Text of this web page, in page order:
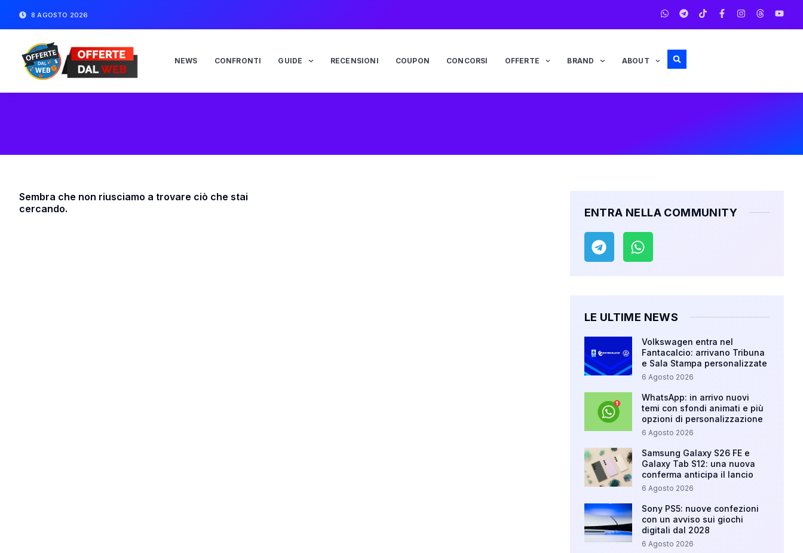
8 AGOSTO 2026
NEWS CONFRONTI GUIDE RECENSIONI COUPON CONCORSI OFFERTE BRAND ABOUT
Sembra che non riusciamo a trovare ciò che stai
cercando.
ENTRA NELLA COMMUNITY
LE ULTIME NEWS
Volkswagen entra nel
Fantacalcio: arrivano Tribuna
e Sala Stampa personalizzate
6 Agosto 2026
WhatsApp: in arrivo nuovi
temi con sfondi animati e più
opzioni di personalizzazione
6 Agosto 2026
Samsung Galaxy S26 FE e
Galaxy Tab S12: una nuova
conferma anticipa il lancio
6 Agosto 2026
Sony PS5: nuove confezioni
con un avviso sui giochi
digitali dal 2028
6 Agosto 2026